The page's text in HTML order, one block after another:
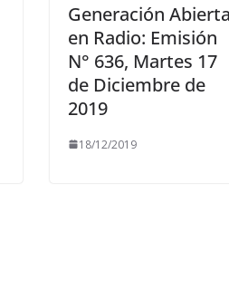
Generación Abierta
en Radio: Emisión
N° 636, Martes 17
de Diciembre de
2019
18/12/2019